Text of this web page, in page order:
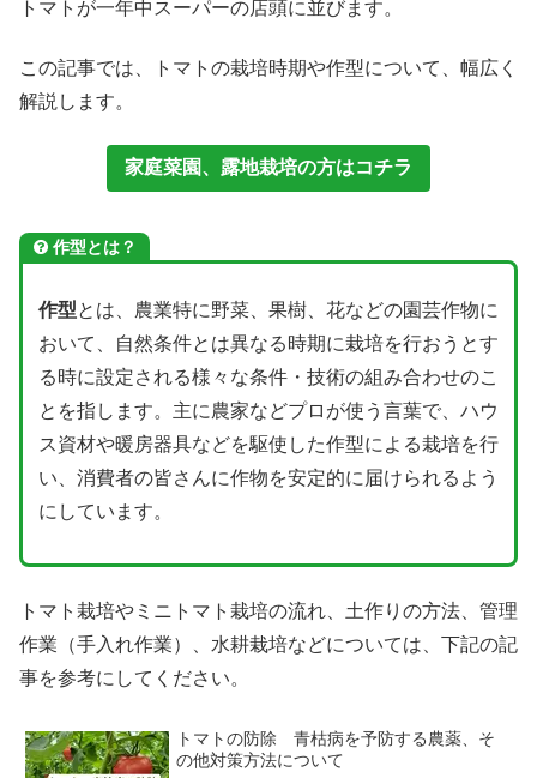
トマトが一年中スーパーの店頭に並びます。
この記事では、トマトの栽培時期や作型について、幅広く
解説します。
家庭菜園、露地栽培の方はコチラ
作型とは？
作型とは、農業特に野菜、果樹、花などの園芸作物に
おいて、自然条件とは異なる時期に栽培を行おうとす
る時に設定される様々な条件・技術の組み合わせのこ
とを指します。主に農家などプロが使う言葉で、ハウ
ス資材や暖房器具などを駆使した作型による栽培を行
い、消費者の皆さんに作物を安定的に届けられるよう
にしています。
トマト栽培やミニトマト栽培の流れ、土作りの方法、管理
作業（手入れ作業）、水耕栽培などについては、下記の記
事を参考にしてください。
トマトの防除 青枯病を予防する農薬、そ
の他対策方法について